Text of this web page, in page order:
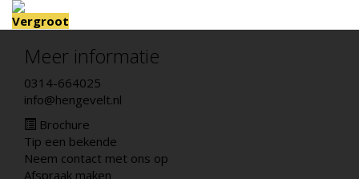
Vergroot
Meer informatie
0314-664025
info@hengevelt.nl
Brochure
Tip een bekende
Neem contact met ons op
Afspraak maken